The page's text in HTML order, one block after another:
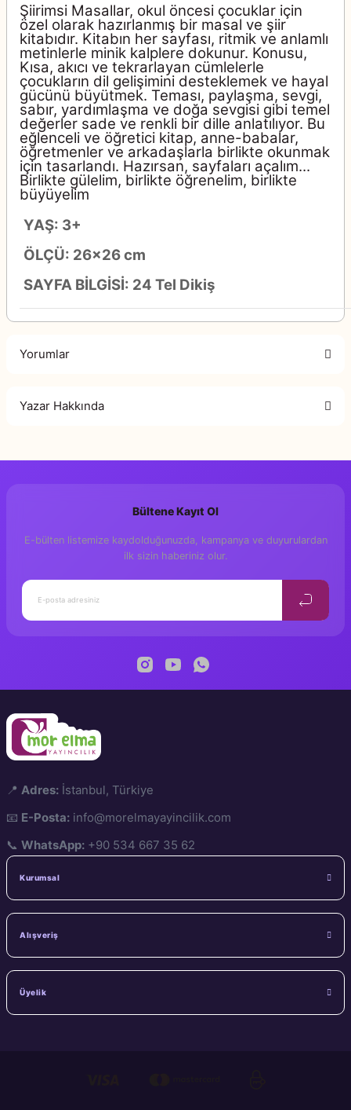
Şiirimsi Masallar, okul öncesi çocuklar için
özel olarak hazırlanmış bir masal ve şiir
kitabıdır. Kitabın her sayfası, ritmik ve anlamlı
metinlerle minik kalplere dokunur. Konusu,
Kısa, akıcı ve tekrarlayan cümlelerle
çocukların dil gelişimini desteklemek ve hayal
gücünü büyütmek. Teması, paylaşma, sevgi,
sabır, yardımlaşma ve doğa sevgisi gibi temel
değerler sade ve renkli bir dille anlatılıyor. Bu
eğlenceli ve öğretici kitap, anne-babalar,
öğretmenler ve arkadaşlarla birlikte okunmak
için tasarlandı. Hazırsan, sayfaları açalım...
Birlikte gülelim, birlikte öğrenelim, birlikte
büyüyelim
YAŞ: 3+
ÖLÇÜ: 26x26 cm
SAYFA BİLGİSİ: 24 Tel Dikiş
Yorumlar
Yazar Hakkında
ve Eğitimi bölümünden mezun olmuştur. Yazın hayatına üniversite yıllarında
aldığı hikâye ödülüyle adım atan yazar, özellikle 2004 yılından bu yana
öğretmenlik görevini sürdüren, evli ve iki çocuk annesi yazar, pedagojik
birikimini çocuk edebiyatının estetik değerleriyle birleştirmeye devam
Bültene Kayıt Ol
E-bülten listemize kaydolduğunuzda, kampanya ve duyurulardan
ilk sizin haberiniz olur.
📍 Adres: İstanbul, Türkiye
📧 E-Posta: info@morelmayayincilik.com
📞 WhatsApp: +90 534 667 35 62
Kurumsal
Alışveriş
Üyelik